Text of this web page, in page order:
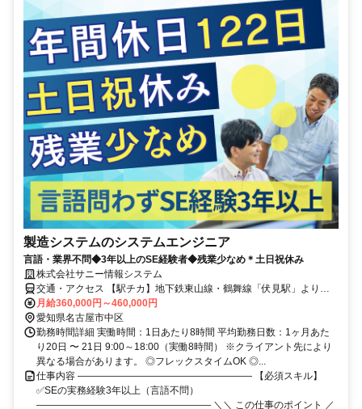
製造システムのシステムエンジニア
言語・業界不問◆3年以上のSE経験者◆残業少なめ＊土日祝休み
株式会社サニー情報システム
交通・アクセス 【駅チカ】地下鉄東山線・鶴舞線「伏見駅」より徒
歩約5分
月給360,000円～460,000円
愛知県名古屋市中区
勤務時間詳細 実働時間：1日あたり8時間 平均勤務日数：1ヶ月あた
り20日 〜 21日 9:00～18:00（実働8時間） ※クライアント先により
異なる場合があります。 ◎フレックスタイムOK ◎...
仕事内容 ―――――――――――――――――― 【必須スキル】
✅SEの実務経験3年以上（言語不問）
―――――――――――――――――― ＼＼ この仕事のポイント ／